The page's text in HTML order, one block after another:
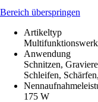
Bereich überspringen
Artikeltyp
Anwendung
Schnitzen,
Schleifen,
175 W